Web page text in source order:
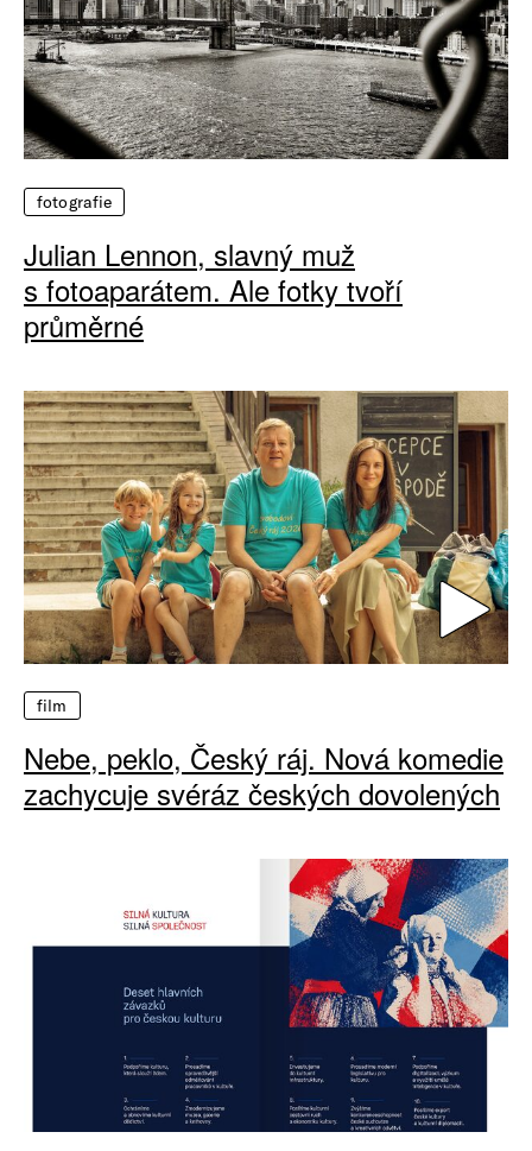
fotografie
Julian Lennon, slavný muž
s fotoaparátem. Ale fotky tvoří
průměrné
film
Nebe, peklo, Český ráj. Nová komedie
zachycuje svéráz českých dovolených